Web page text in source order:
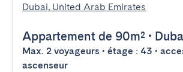
Dubai, United Arab Emirates
Appartement de 90m² •
Max. 2 voyageurs • étage : 43 •
ascenseur